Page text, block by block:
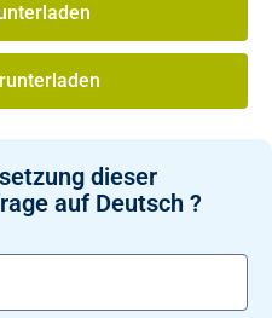
dieser
auf Deutsch ?